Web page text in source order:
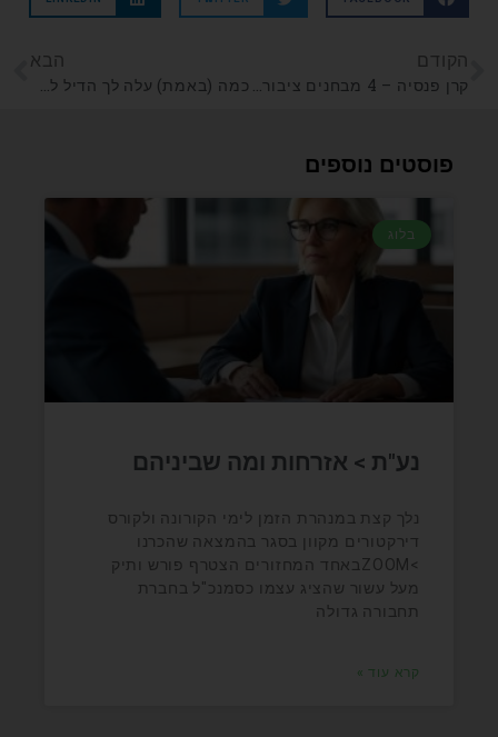
הקודם
קרן פנסיה – 4 מבחנים ציבוריים + מבחן אחד מותאם אישי!
הבא
כמה (באמת) עלה לך הדיל לחו"ל
פוסטים נוספים
בלוג
נע"ת > אזרחות ומה שביניהם
נלך קצת במנהרת הזמן לימי הקורונה ולקורס
דירקטורים מקוון בסגר בהמצאה שהכרנו
>ZOOMבאחד המחזורים הצטרף פורש ותיק
מעל עשור שהציג עצמו כסמנכ"ל בחברת
תחבורה גדולה
קרא עוד »